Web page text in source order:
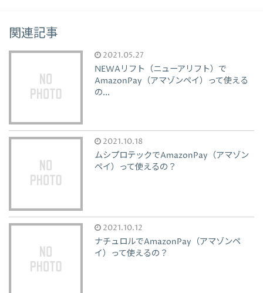
関連記事
2021.05.27
NEWAリフト（ニューアリフト）で
AmazonPay（アマゾンペイ）って使える
の...
2021.10.18
ムシプロテックでAmazonPay（アマゾン
ペイ）って使えるの？
2021.10.12
ナチュロルでAmazonPay（アマゾンペ
イ）って使えるの？